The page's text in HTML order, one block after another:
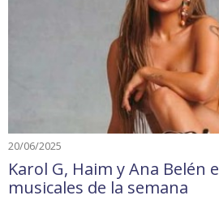
20/06/2025
Karol G, Haim y Ana Belén
musicales de la semana